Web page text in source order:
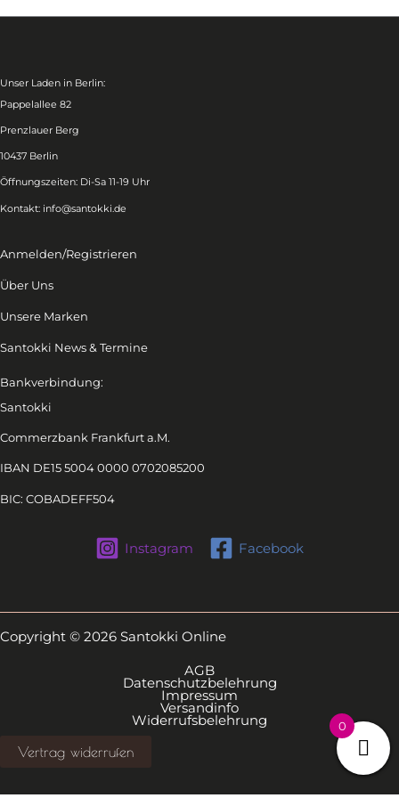
Unser Laden in Berlin:
Pappelallee 82
Prenzlauer Berg
10437 Berlin
Öffnungszeiten: Di-Sa 11-19 Uhr
Kontakt: info@santokki.de
Anmelden/Registrieren
Über Uns
Unsere Marken
Santokki News & Termine
Bankverbindung:
Santokki
Commerzbank Frankfurt a.M.
IBAN DE15 5004 0000 0702085200
BIC: COBADEFF504
Instagram Facebook
Copyright © 2026 Santokki Online
AGB
Datenschutzbelehrung
Impressum
Versandinfo
Widerrufsbelehrung
Vertrag widerrufen
0